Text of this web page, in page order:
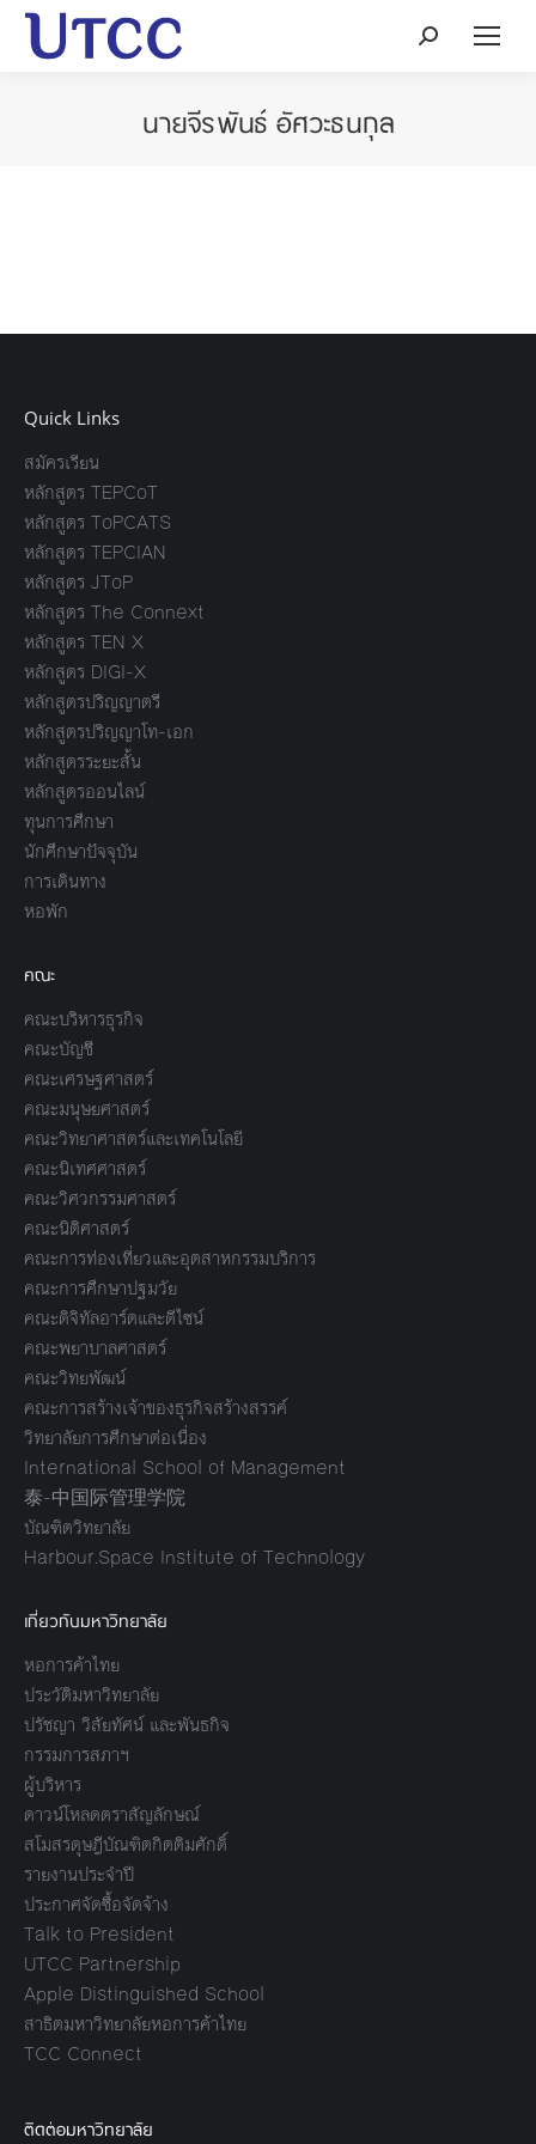
Search:
นายจีรพันธ์ อัศวะธนกุล
Quick Links
สมัครเรียน
หลักสูตร TEPCoT
หลักสูตร ToPCATS
หลักสูตร TEPCIAN
หลักสูตร JToP
หลักสูตร The Connext
หลักสูตร TEN X
หลักสูตร DIGI-X
หลักสูตรปริญญาตรี
หลักสูตรปริญญาโท-เอก
หลักสูตรระยะสั้น
หลักสูตรออนไลน์
ทุนการศึกษา
นักศึกษาปัจจุบัน
การเดินทาง
หอพัก
คณะ
คณะบริหารธุรกิจ
คณะบัญชี
คณะเศรษฐศาสตร์
คณะมนุษยศาสตร์
คณะวิทยาศาสตร์และเทคโนโลยี
คณะนิเทศศาสตร์
คณะวิศวกรรมศาสตร์
คณะนิติศาสตร์
คณะการท่องเที่ยวและอุตสาหกรรมบริการ
คณะการศึกษาปฐมวัย
คณะดิจิทัลอาร์ตและดีไซน์
คณะพยาบาลศาสตร์
คณะวิทยพัฒน์
คณะการสร้างเจ้าของธุรกิจสร้างสรรค์
วิทยาลัยการศึกษาต่อเนื่อง
International School of Management
泰-中国际管理学院
บัณฑิตวิทยาลัย
Harbour.Space Institute of Technology
เกี่ยวกับมหาวิทยาลัย
หอการค้าไทย
ประวัติมหาวิทยาลัย
ปรัชญา วิสัยทัศน์ และพันธกิจ
กรรมการสภาฯ
ผู้บริหาร
ดาวน์โหลดตราสัญลักษณ์
สโมสรดุษฎีบัณฑิตกิตติมศักดิ์
รายงานประจำปี
ประกาศจัดซื้อจัดจ้าง
Talk to President
UTCC Partnership
Apple Distinguished School
สาธิตมหาวิทยาลัยหอการค้าไทย
TCC Connect
ติดต่อมหาวิทยาลัย